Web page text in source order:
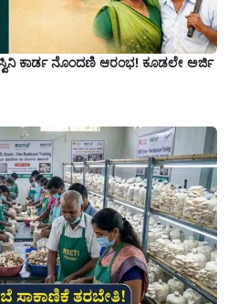
ಕಾರ್ಡ ನೊಂದಣಿ ಆರಂಭ! ಕೂಡಲೇ ಅರ್ಜಿ